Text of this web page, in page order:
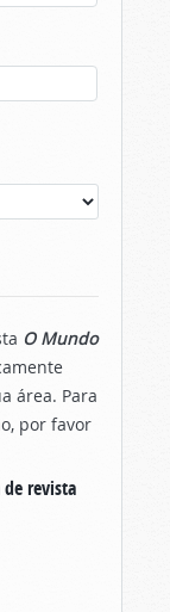
O Mundo
área. Para
por favor
revista